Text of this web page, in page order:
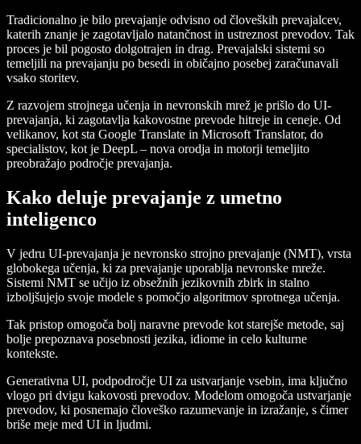
Tradicionalno je bilo prevajanje odvisno od človeških prevajalcev,
katerih znanje je zagotavljalo natančnost in ustreznost prevodov. Tak
proces je bil pogosto dolgotrajen in drag. Prevajalski sistemi so
temeljili na prevajanju po besedi in običajno posebej zaračunavali
vsako storitev.
Z razvojem strojnega učenja in nevronskih mrež je prišlo do UI-
prevajanja, ki zagotavlja kakovostne prevode hitreje in ceneje. Od
velikanov, kot sta Google Translate in Microsoft Translator, do
specialistov, kot je DeepL – nova orodja in motorji temeljito
preobražajo področje prevajanja.
Kako deluje prevajanje z umetno
inteligenco
V jedru UI-prevajanja je nevronsko strojno prevajanje (NMT), vrsta
globokega učenja, ki za prevajanje uporablja nevronske mreže.
Sistemi NMT se učijo iz obsežnih jezikovnih zbirk in stalno
izboljšujejo svoje modele s pomočjo algoritmov sprotnega učenja.
Tak pristop omogoča bolj naravne prevode kot starejše metode, saj
bolje prepoznava posebnosti jezika, idiome in celo kulturne
kontekste.
Generativna UI, podpodročje UI za ustvarjanje vsebin, ima ključno
vlogo pri dvigu kakovosti prevodov. Modelom omogoča ustvarjanje
prevodov, ki posnemajo človeško razumevanje in izražanje, s čimer
briše meje med UI in ljudmi.